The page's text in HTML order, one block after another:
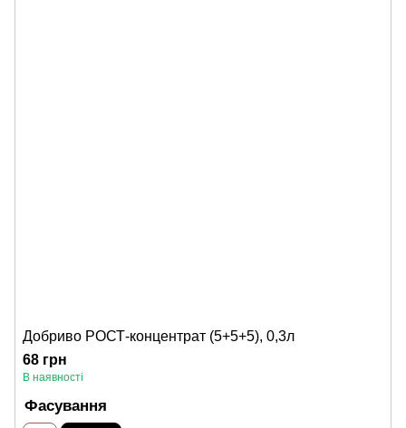
Добриво РОСТ-концентрат (5+5+5), 0,3л
68 грн
В наявності
Фасування